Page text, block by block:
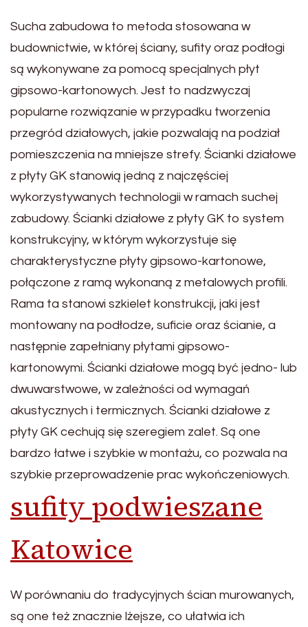
Sucha zabudowa to metoda stosowana w
budownictwie, w której ściany, sufity oraz podłogi
są wykonywane za pomocą specjalnych płyt
gipsowo-kartonowych. Jest to nadzwyczaj
popularne rozwiązanie w przypadku tworzenia
przegród działowych, jakie pozwalają na podział
pomieszczenia na mniejsze strefy. Ścianki działowe
z płyty GK stanowią jedną z najczęściej
wykorzystywanych technologii w ramach suchej
zabudowy. Ścianki działowe z płyty GK to system
konstrukcyjny, w którym wykorzystuje się
charakterystyczne płyty gipsowo-kartonowe,
połączone z ramą wykonaną z metalowych profili.
Rama ta stanowi szkielet konstrukcji, jaki jest
montowany na podłodze, suficie oraz ścianie, a
następnie zapełniany płytami gipsowo-
kartonowymi. Ścianki działowe mogą być jedno- lub
dwuwarstwowe, w zależności od wymagań
akustycznych i termicznych. Ścianki działowe z
płyty GK cechują się szeregiem zalet. Są one
bardzo łatwe i szybkie w montażu, co pozwala na
szybkie przeprowadzenie prac wykończeniowych.
sufity podwieszane
Katowice
W porównaniu do tradycyjnych ścian murowanych,
są one też znacznie lżejsze, co ułatwia ich